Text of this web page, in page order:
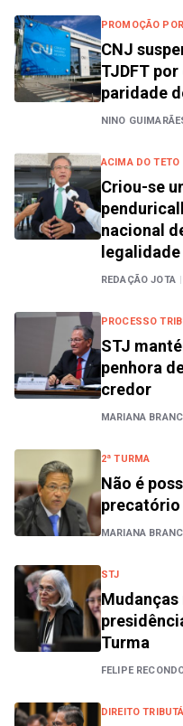
PROMOÇÃO
CNJ
TJDFT
paridade
NINO
ACIMA DO TETO
Criou-se
nacional
REDAÇÃO JOTA |
PROCESSO
STJ
penhora
credor
MARIANA
2ª TURMA
Não é
precatório
MARIANA
STJ
Mudanças
Turma
FELIPE
DIREITO